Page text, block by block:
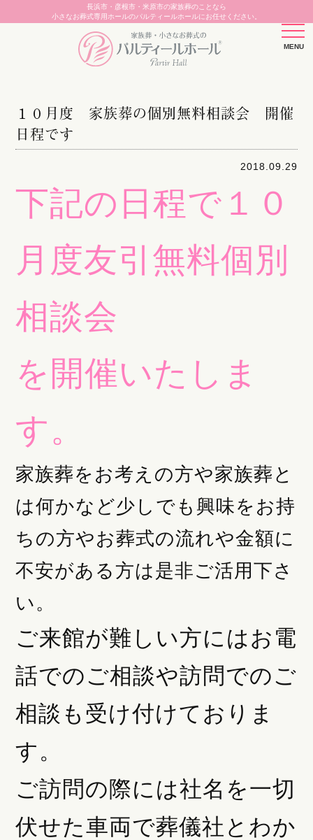
長浜市・彦根市・米原市の家族葬のことなら
小さなお葬式専用ホールのパルティールホールにお任せください。
１０月度 家族葬の個別無料相談会 開催
日程です
2018.09.29
下記の日程で１０
月度友引無料個別
相談会
を開催いたしま
す。
家族葬をお考えの方や家族葬と
は何かなど少しでも興味をお持
ちの方やお葬式の流れや金額に
不安がある方は是非ご活用下さ
い。
ご来館が難しい方にはお電
話でのご相談や訪問でのご
相談も受け付けておりま
す。
ご訪問の際には社名を一切
伏せた車両で葬儀社とわか